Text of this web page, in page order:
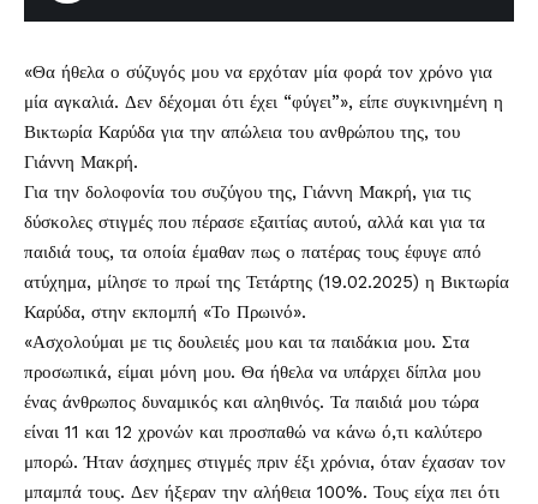
«Θα ήθελα ο σύζυγός μου να ερχόταν μία φορά τον χρόνο για
μία αγκαλιά. Δεν δέχομαι ότι έχει “φύγει”», είπε συγκινημένη η
Βικτωρία Καρύδα για την απώλεια του ανθρώπου της, του
Γιάννη Μακρή.
Για την δολοφονία του συζύγου της, Γιάννη Μακρή, για τις
δύσκολες στιγμές που πέρασε εξαιτίας αυτού, αλλά και για τα
παιδιά τους, τα οποία έμαθαν πως ο πατέρας τους έφυγε από
ατύχημα, μίλησε το πρωί της Τετάρτης (19.02.2025) η Βικτωρία
Καρύδα, στην εκπομπή «Το Πρωινό».
«Ασχολούμαι με τις δουλειές μου και τα παιδάκια μου. Στα
προσωπικά, είμαι μόνη μου. Θα ήθελα να υπάρχει δίπλα μου
ένας άνθρωπος δυναμικός και αληθινός. Τα παιδιά μου τώρα
είναι 11 και 12 χρονών και προσπαθώ να κάνω ό,τι καλύτερο
μπορώ. Ήταν άσχημες στιγμές πριν έξι χρόνια, όταν έχασαν τον
μπαμπά τους. Δεν ήξεραν την αλήθεια 100%. Τους είχα πει ότι